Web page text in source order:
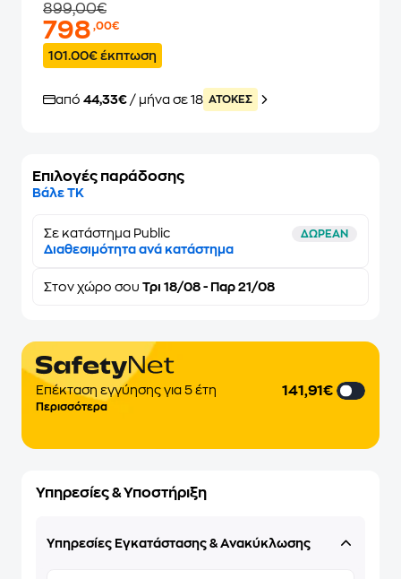
899,00€
798,00€
101.00€ έκπτωση
από 44,33€ / μήνα σε 18 ATOKEΣ
Επιλογές παράδοσης
Βάλε ΤΚ
Σε κατάστημα Public ΔΩΡΕΑΝ
Διαθεσιμότητα ανά κατάστημα
Στον χώρο σου Τρι 18/08 - Παρ 21/08
Επέκταση εγγύησης για 5 έτη
Περισσότερα
141,91€
Υπηρεσίες & Υποστήριξη
Υπηρεσίες Εγκατάστασης & Ανακύκλωσης